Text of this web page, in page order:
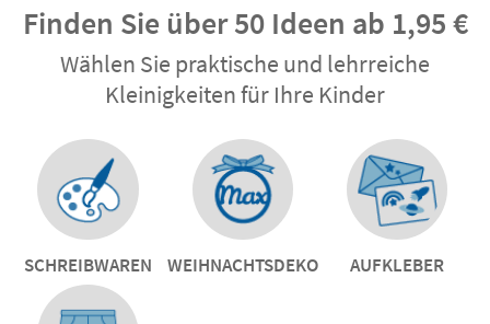
Finden Sie über 50 Ideen ab 1,95 €
Wählen Sie praktische und lehrreiche
Kleinigkeiten für Ihre Kinder
SCHREIBWAREN WEIHNACHTSDEKO AUFKLEBER